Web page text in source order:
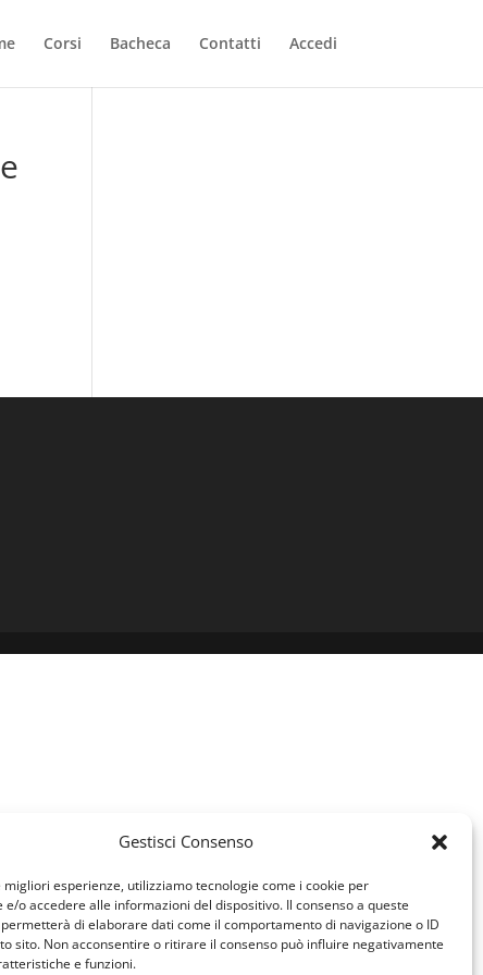
Gestisci Consenso
migliori esperienze, utilizziamo tecnologie come i cookie per
e/o accedere alle informazioni del dispositivo. Il consenso a queste
di elaborare dati come il comportamento di navigazione o ID
sito. Non acconsentire o ritirare il consenso può influire negativamente
e funzioni.
Corsi Bacheca Contatti Accedi